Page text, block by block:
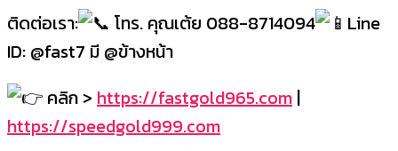
ติดต่อเรา:
โทร. คุณเต้ย 088-8714094
Line
ID: @fast7 มี @ข้างหน้า
คลิก > https://fastgold965.com |
https://speedgold999.com